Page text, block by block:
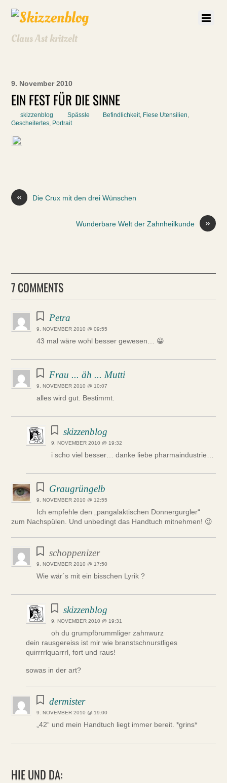
Claus Ast kritzelt
9. November 2010
EIN FEST FÜR DIE SINNE
skizzenblog Spässle Befindlichkeit, Fiese Utensilien,
Gescheitertes, Portrait
« Die Crux mit den drei Wünschen
»
Wunderbare Welt der Zahnheilkunde
7 COMMENTS
Petra
9. NOVEMBER 2010 @ 09:55
43 mal wäre wohl besser gewesen… 😀
Frau ... äh ... Mutti
9. NOVEMBER 2010 @ 10:07
alles wird gut. Bestimmt.
skizzenblog
9. NOVEMBER 2010 @ 19:32
i scho viel besser… danke liebe pharmaindustrie…
Graugrüngelb
9. NOVEMBER 2010 @ 12:55
Ich empfehle den „pangalaktischen Donnergurgler“
zum Nachspülen. Und unbedingt das Handtuch mitnehmen! 😉
schoppenizer
9. NOVEMBER 2010 @ 17:50
Wie wär´s mit ein bisschen Lyrik ?
skizzenblog
9. NOVEMBER 2010 @ 19:31
oh du grumpfbrummliger zahnwurz
dein rausgereiss ist mir wie branstschnurstliges
quirrrrlquarrrl, fort und raus!
sowas in der art?
dermister
9. NOVEMBER 2010 @ 19:00
„42“ und mein Handtuch liegt immer bereit. *grins*
HIE UND DA: